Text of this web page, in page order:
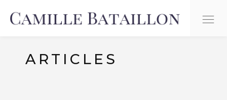
ARTICLES